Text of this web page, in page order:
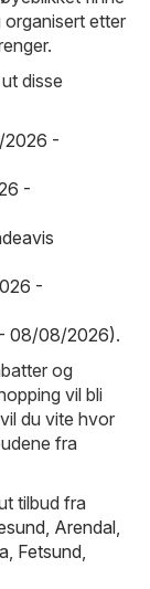
organisert etter
disse
2026 -
-
-
08/08/2026).
og
vil bli
du vite hvor
fra
tilbud fra
, Arendal,
, Fetsund,